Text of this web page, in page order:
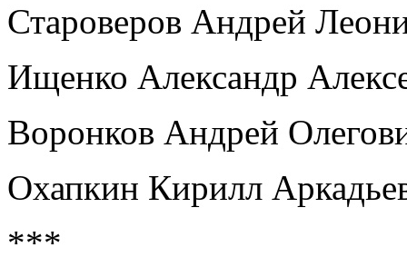
Староверов Андрей
Ищенко Александр
Воронков Андрей
Охапкин Кирилл
***